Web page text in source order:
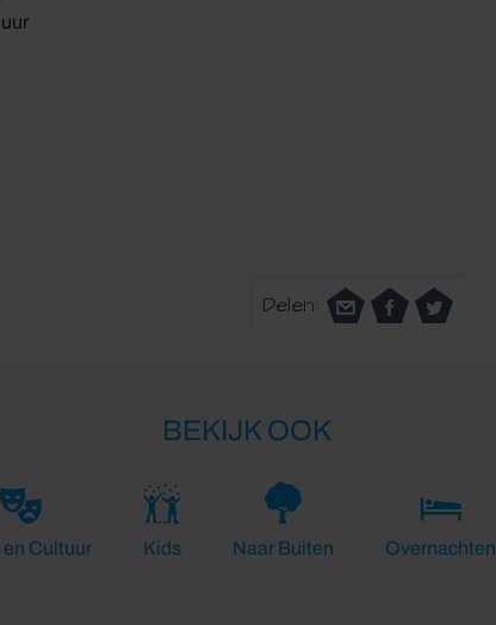
Delen:
BEKIJK OOK
en Cultuur Kids Naar Buiten Overnachten